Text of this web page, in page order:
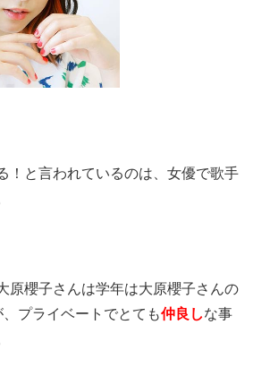
！と言われているのは、女優で歌手
原櫻子さんは学年は大原櫻子さんの
プライベートでとても仲良しな事